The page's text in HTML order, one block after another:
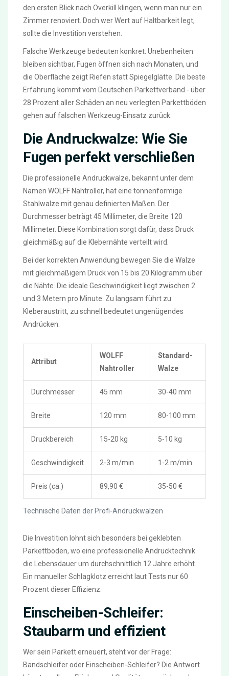
den ersten Blick nach Overkill klingen, wenn man nur ein
Zimmer renoviert. Doch wer Wert auf Haltbarkeit legt,
sollte die Investition verstehen.
Falsche Werkzeuge bedeuten konkret: Unebenheiten
bleiben sichtbar, Fugen öffnen sich nach Monaten, und
die Oberfläche zeigt Riefen statt Spiegelglätte. Die beste
Erfahrung kommt vom Deutschen Parkettverband - über
28 Prozent aller Schäden an neu verlegten Parkettböden
gehen auf falschen Werkzeug-Einsatz zurück.
Die Andruckwalze: Wie Sie
Fugen perfekt verschließen
Die professionelle Andruckwalze, bekannt unter dem
Namen WOLFF Nahtroller, hat eine tonnenförmige
Stahlwalze mit genau definierten Maßen. Der
Durchmesser beträgt 45 Millimeter, die Breite 120
Millimeter. Diese Kombination sorgt dafür, dass Druck
gleichmäßig auf die Klebernähte verteilt wird.
Bei der korrekten Anwendung bewegen Sie die Walze
mit gleichmäßigem Druck von 15 bis 20 Kilogramm über
die Nähte. Die ideale Geschwindigkeit liegt zwischen 2
und 3 Metern pro Minute. Zu langsam führt zu
Kleberaustritt, zu schnell bedeutet ungenügendes
Andrücken.
Technische Daten der Profi-Andruckwalzen
Attribut
WOLFF
Nahtroller
Standard-
Walze
Durchmesser 45 mm 30-40 mm
Breite 120 mm 80-100 mm
Druckbereich 15-20 kg 5-10 kg
Geschwindigkeit 2-3 m/min 1-2 m/min
Preis (ca.) 89,90 € 35-50 €
Die Investition lohnt sich besonders bei geklebten
Parkettböden, wo eine professionelle Andrücktechnik
die Lebensdauer um durchschnittlich 12 Jahre erhöht.
Ein manueller Schlagklotz erreicht laut Tests nur 60
Prozent dieser Effizienz.
Einscheiben-Schleifer:
Staubarm und effizient
Wer sein Parkett erneuert, steht vor der Frage:
Bandschleifer oder Einscheiben-Schleifer? Die Antwort